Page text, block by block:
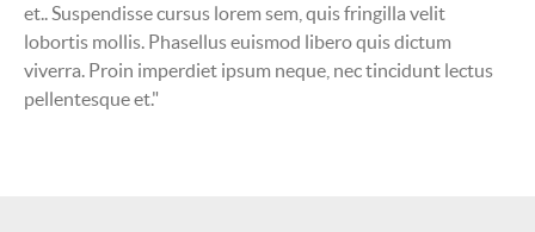
et.. Suspendisse cursus lorem sem, quis fringilla velit
lobortis mollis. Phasellus euismod libero quis dictum
viverra. Proin imperdiet ipsum neque, nec tincidunt lectus
pellentesque et."